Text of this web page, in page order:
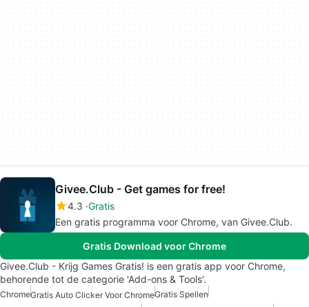
Givee.Club - Get games for free!
4.3 Gratis
Een gratis programma voor Chrome, van Givee.Club.
Gratis Download voor Chrome
Givee.Club - Krijg Games Gratis! is een gratis app voor Chrome,
behorende tot de categorie 'Add-ons & Tools'.
ChromeGratis Auto Clicker Voor ChromeGratis Spellen